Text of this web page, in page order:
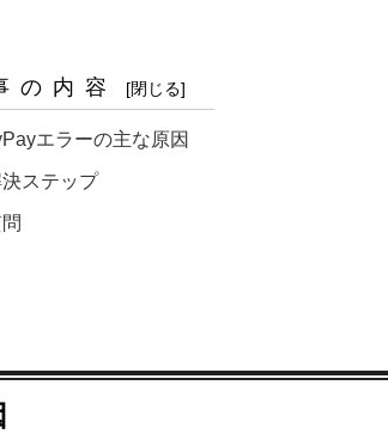
の内容
エラーの主な原因
決ステップ